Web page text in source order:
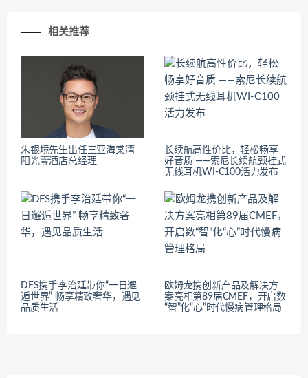
相关推荐
朱银境先生出任三亚海棠湾
阳光壹酒店总经理
长续航高性价比，轻松畅享
好音质 ——索尼长续航颈挂式
无线耳机WI-C100活力发布
DFS携手李治廷带你“一日邂
逅世界” 畅享精致奢华，遇见
品质生活
欧姆龙携创新产品及解决方
案亮相第89届CMEF，开启数
“智”化“心”时代慢病管理格局